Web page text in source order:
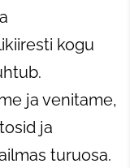
kogu
ja venitame,
ja
turuosa.